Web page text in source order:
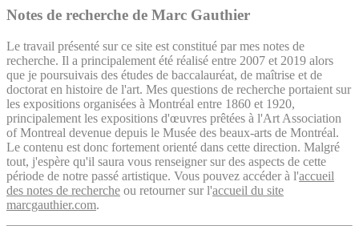
Notes de recherche de Marc Gauthier
Le travail présenté sur ce site est constitué par mes notes de
recherche. Il a principalement été réalisé entre 2007 et 2019 alors
que je poursuivais des études de baccalauréat, de maîtrise et de
doctorat en histoire de l'art. Mes questions de recherche portaient sur
les expositions organisées à Montréal entre 1860 et 1920,
principalement les expositions d'œuvres prêtées à l'Art Association
of Montreal devenue depuis le Musée des beaux-arts de Montréal.
Le contenu est donc fortement orienté dans cette direction. Malgré
tout, j'espère qu'il saura vous renseigner sur des aspects de cette
période de notre passé artistique. Vous pouvez accéder à l'accueil
des notes de recherche ou retourner sur l'accueil du site
marcgauthier.com.